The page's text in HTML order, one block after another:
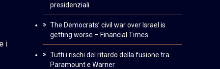
i
presidenziali
The Democrats’ civil war over Israel is
getting worse – Financial Times
Tutti i rischi del ritardo della fusione tra
Paramount e Warner